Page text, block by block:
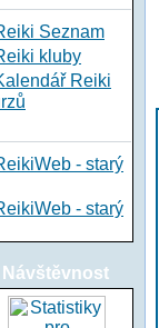
Seznam
kluby
Reiki
- starý
- starý
Návštěvnost